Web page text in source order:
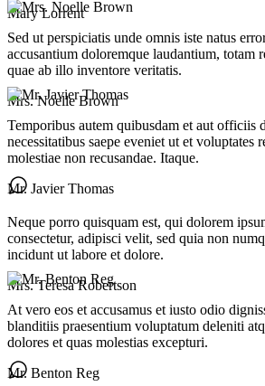
Mary Lorrent
Sed ut perspiciatis unde omnis iste natus
accusantium doloremque laudantium, totam
quae ab illo inventore veritatis.
Mrs. Noelle Brown
Temporibus autem quibusdam et aut officiis
necessitatibus saepe eveniet ut et voluptates
molestiae non recusandae. Itaque.
Mr. Javier Thomas
Neque porro quisquam est, qui dolorem
consectetur, adipisci velit, sed quia non
incidunt ut labore et dolore.
Mrs. Teresa Robertson
At vero eos et accusamus et iusto odio
blanditiis praesentium voluptatum deleniti
dolores et quas molestias excepturi.
Mr. Benton Reg